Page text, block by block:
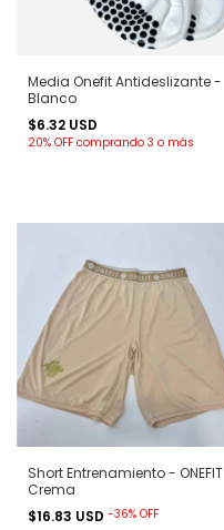
Media Onefit Antideslizante -
Blanco
$6.32 USD
20% OFF comprando 3 o más
Short Entrenamiento - ONEFIT
Crema
$16.83 USD -36% OFF